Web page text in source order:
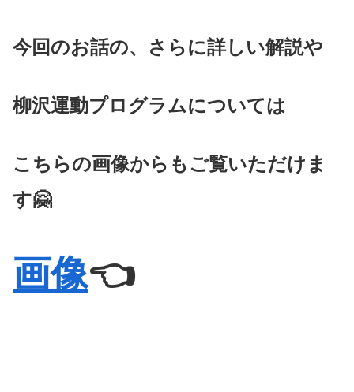
今回のお話の、さらに詳しい解説や
柳沢運動プログラムについては
こちらの画像からもご覧いただけま
す🤗
画像👈